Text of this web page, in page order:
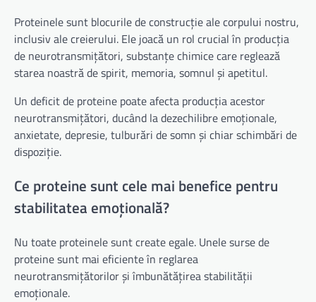
Proteinele sunt blocurile de construcție ale corpului nostru,
inclusiv ale creierului. Ele joacă un rol crucial în producția
de neurotransmițători, substanțe chimice care reglează
starea noastră de spirit, memoria, somnul și apetitul.
Un deficit de proteine poate afecta producția acestor
neurotransmițători, ducând la dezechilibre emoționale,
anxietate, depresie, tulburări de somn și chiar schimbări de
dispoziție.
Ce proteine sunt cele mai benefice pentru
stabilitatea emoțională?
Nu toate proteinele sunt create egale. Unele surse de
proteine sunt mai eficiente în reglarea
neurotransmițătorilor și îmbunătățirea stabilității
emoționale.